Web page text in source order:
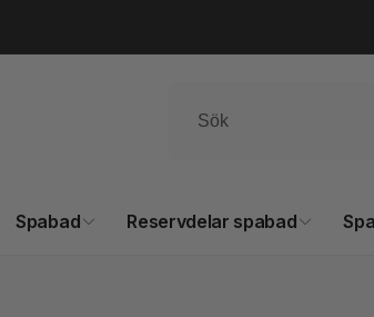
Spabad Reservdelar spabad